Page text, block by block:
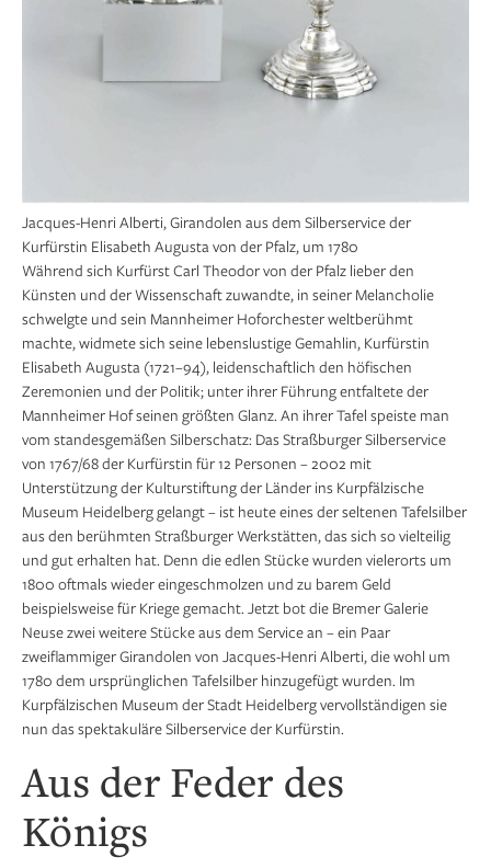
Jacques-Henri Alberti, Girandolen aus dem Silberservice der
Kurfürstin Elisabeth Augusta von der Pfalz, um 1780
Während sich Kurfürst Carl Theodor von der Pfalz lieber den
Künsten und der Wissenschaft zuwandte, in seiner Melancholie
schwelgte und sein Mannheimer Hoforchester weltberühmt
machte, widmete sich seine lebenslustige Gemahlin, Kurfürstin
Elisabeth Augusta (1721–94), leidenschaftlich den höfischen
Zeremonien und der Politik; unter ihrer Führung entfaltete der
Mannheimer Hof seinen größten Glanz. An ihrer Tafel speiste man
vom standesgemäßen Silberschatz: Das Straßburger Silberservice
von 1767/68 der Kurfürstin für 12 Personen – 2002 mit
Unterstützung der Kulturstiftung der Länder ins Kurpfälzische
Museum Heidelberg gelangt – ist heute eines der seltenen Tafelsilber
aus den berühmten Straßburger Werkstätten, das sich so vielteilig
und gut erhalten hat. Denn die edlen Stücke wurden vielerorts um
1800 oftmals wieder eingeschmolzen und zu barem Geld
beispielsweise für Kriege gemacht. Jetzt bot die Bremer Galerie
Neuse zwei weitere Stücke aus dem Service an – ein Paar
zweiflammiger Girandolen von Jacques-Henri Alberti, die wohl um
1780 dem ursprünglichen Tafelsilber hinzugefügt wurden. Im
Kurpfälzischen Museum der Stadt Heidelberg vervollständigen sie
nun das spektakuläre Silberservice der Kurfürstin.
Aus der Feder des
Königs